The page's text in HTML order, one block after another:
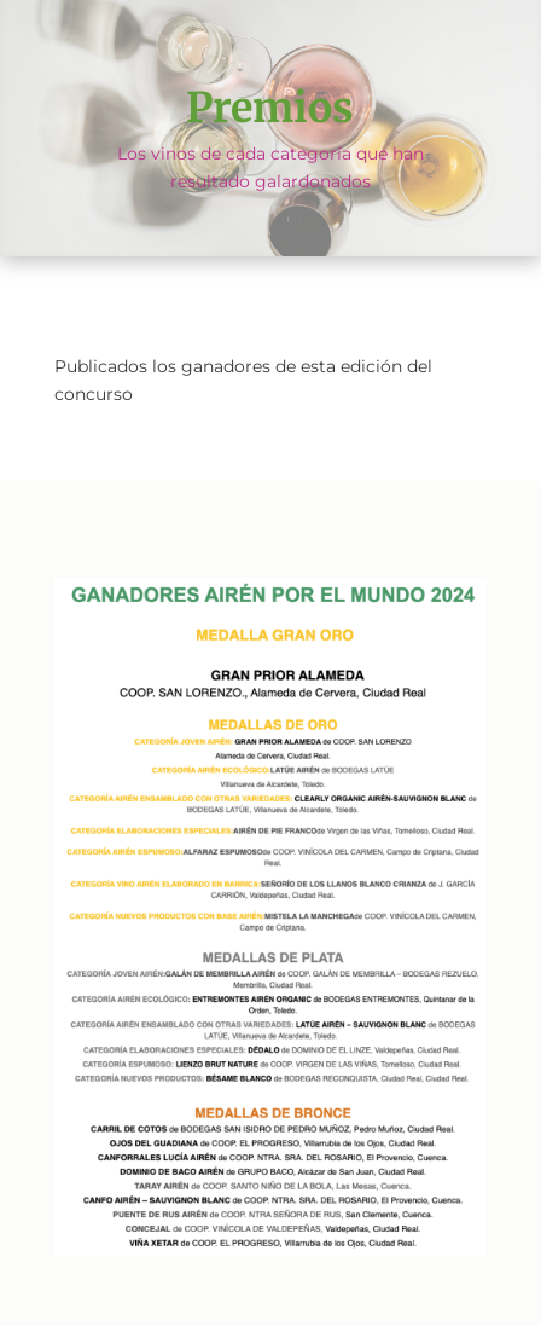
Premios
Los vinos de cada categoría que han
resultado galardonados
Publicados los ganadores de esta edición del
concurso